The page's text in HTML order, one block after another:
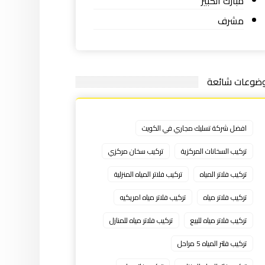
مشرف
شائعة
افضل شركة تسليك مجاري في الكويت
تركيب السخانات المركزية
تركيب سخان مركزي
تركيب فلاتر المياه
تركيب فلاتر المياه المنزلية
تركيب فلاتر مياه
تركيب فلاتر مياه امريكيه
تركيب فلاتر مياه للبيع
تركيب فلاتر مياه للمنازل
تركيب فلتر المياه 5 مراحل